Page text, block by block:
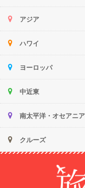
アジア
ハワイ
ヨーロッパ
中近東
南太平洋・オセアニア
クルーズ